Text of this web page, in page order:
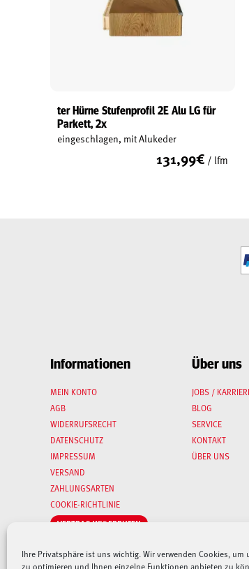
Ihre Privatsphäre ist uns wichtig. Wir verwenden Cookies,
zu optimieren und Ihnen einzelne Funktionen anbieten zu
ter Hürne Stufenprofil 2E Alu LG für
Parkett, 2x
eingeschlagen, mit Alukeder
131,99€ / lfm
Informationen
MEIN KONTO
AGB
WIDERRUFSRECHT
DATENSCHUTZ
IMPRESSUM
VERSAND
ZAHLUNGSARTEN
COOKIE-RICHTLINIE
VERTRAG WIDERRUFEN
Über uns
JOBS /
BLOG
SERVICE
KONTAKT
ÜBER UNS